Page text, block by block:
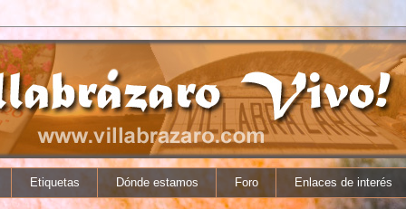
Etiquetas Dónde estamos Foro Enlaces de interés